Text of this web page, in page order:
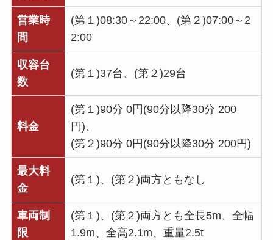
営業時
間
(第１)08:30～22:00、(第２)07:00～2
2:00
収容台
数
(第１)37台、(第２)29台
料金
(第１)90分 0円(90分以降30分 200
円)、
(第２)90分 0円(90分以降30分 200円)
最大料
金
(第１)、(第２)両方ともなし
車両制
限
(第１)、(第２)両方とも全長5m、全幅
1.9m、全高2.1m、重量2.5t